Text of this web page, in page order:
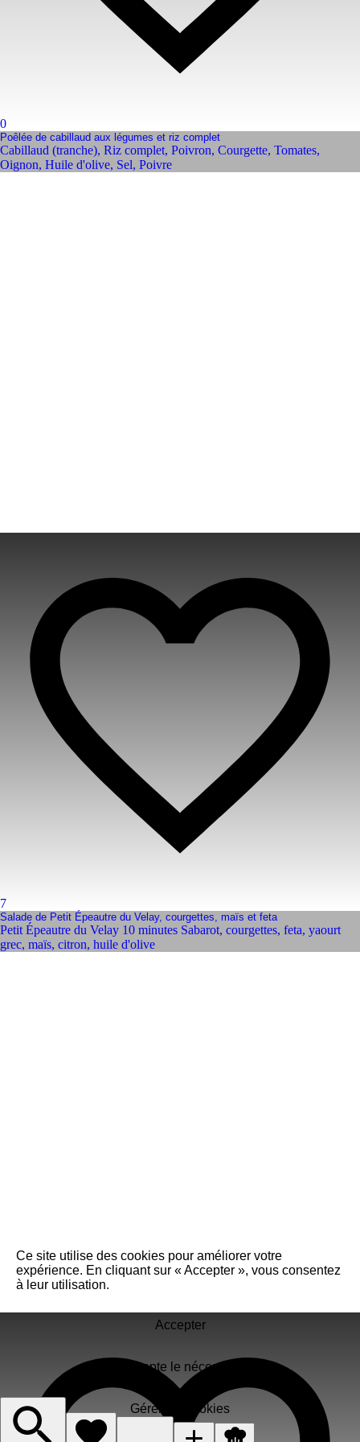
0
Poêlée de cabillaud aux légumes et riz complet
Cabillaud (tranche), Riz complet, Poivron, Courgette, Tomates,
Oignon, Huile d'olive, Sel, Poivre
7
Salade de Petit Épeautre du Velay, courgettes, maïs et feta
Petit Épeautre du Velay 10 minutes Sabarot, courgettes, feta, yaourt
grec, maïs, citron, huile d'olive
Ce site utilise des cookies pour améliorer votre
expérience. En cliquant sur « Accepter », vous consentez
à leur utilisation.
Accepter
J'accepte le nécessaire
Gérer les cookies